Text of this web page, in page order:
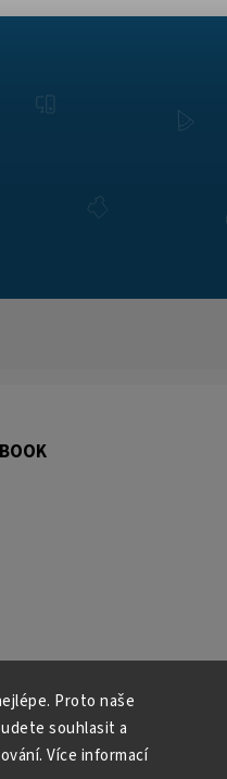
Proto naše
souhlasit a
Více informací